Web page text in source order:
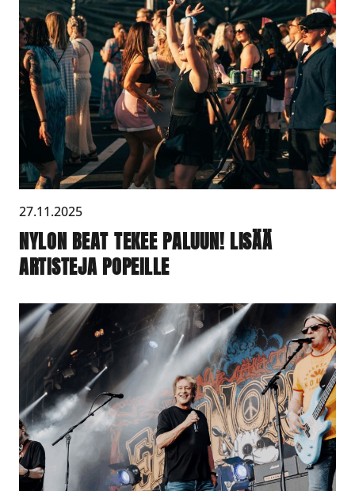
27.11.2025
NYLON BEAT TEKEE PALUUN! LISÄÄ
ARTISTEJA POPEILLE